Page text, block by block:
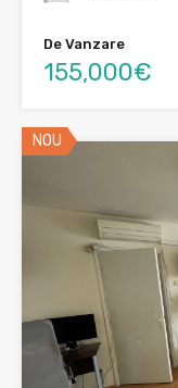
De Vanzare
155,000€
NOU